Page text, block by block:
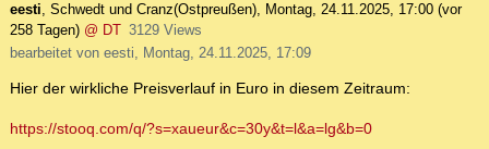
eesti, Schwedt und Cranz(Ostpreußen), Montag, 24.11.2025, 17:00 (vor
258 Tagen) @ DT 3129 Views
bearbeitet von eesti, Montag, 24.11.2025, 17:09
Hier der wirkliche Preisverlauf in Euro in diesem Zeitraum:
https://stooq.com/q/?s=xaueur&c=30y&t=l&a=lg&b=0